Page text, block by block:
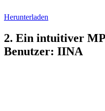
Herunterladen
2. Ein intuitiver
Benutzer: IINA